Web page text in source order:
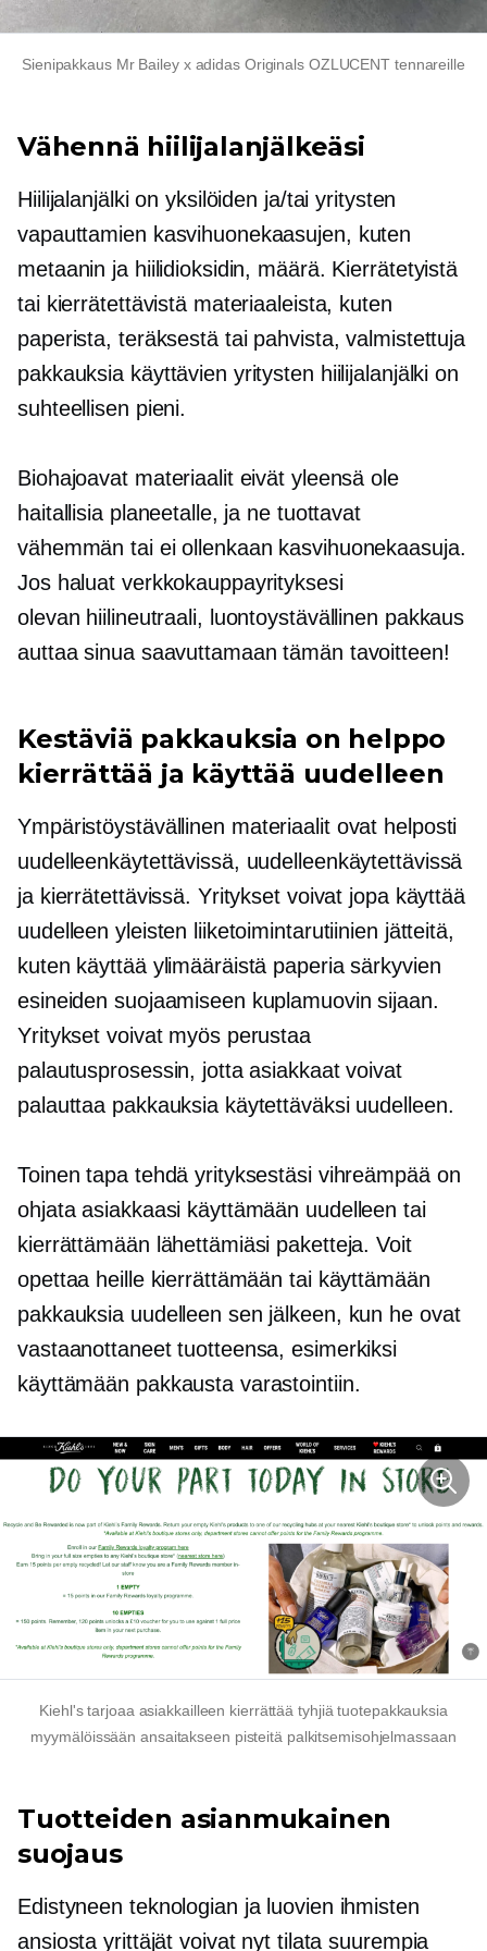
Sienipakkaus Mr Bailey x adidas Originals OZLUCENT tennareille
Vähennä hiilijalanjälkeäsi
Hiilijalanjälki on yksilöiden ja/tai yritysten
vapauttamien kasvihuonekaasujen, kuten
metaanin ja hiilidioksidin, määrä. Kierrätetyistä
tai kierrätettävistä materiaaleista, kuten
paperista, teräksestä tai pahvista, valmistettuja
pakkauksia käyttävien yritysten hiilijalanjälki on
suhteellisen pieni.
Biohajoavat materiaalit eivät yleensä ole
haitallisia planeetalle, ja ne tuottavat
vähemmän tai ei ollenkaan kasvihuonekaasuja.
Jos haluat verkkokauppayrityksesi
olevan hiilineutraali, luontoystävällinen pakkaus
auttaa sinua saavuttamaan tämän tavoitteen!
Kestäviä pakkauksia on helppo
kierrättää ja käyttää uudelleen
Ympäristöystävällinen materiaalit ovat helposti
uudelleenkäytettävissä, uudelleenkäytettävissä
ja kierrätettävissä. Yritykset voivat jopa käyttää
uudelleen yleisten liiketoimintarutiinien jätteitä,
kuten käyttää ylimääräistä paperia särkyvien
esineiden suojaamiseen kuplamuovin sijaan.
Yritykset voivat myös perustaa
palautusprosessin, jotta asiakkaat voivat
palauttaa pakkauksia käytettäväksi uudelleen.
Toinen tapa tehdä yrityksestäsi vihreämpää on
ohjata asiakkaasi käyttämään uudelleen tai
kierrättämään lähettämiäsi paketteja. Voit
opettaa heille kierrättämään tai käyttämään
pakkauksia uudelleen sen jälkeen, kun he ovat
vastaanottaneet tuotteensa, esimerkiksi
käyttämään pakkausta varastointiin.
Kiehl's tarjoaa asiakkailleen kierrättää tyhjiä tuotepakkauksia
myymälöissään ansaitakseen pisteitä palkitsemisohjelmassaan
Tuotteiden asianmukainen
suojaus
Edistyneen teknologian ja luovien ihmisten
ansiosta yrittäjät voivat nyt tilata suurempia